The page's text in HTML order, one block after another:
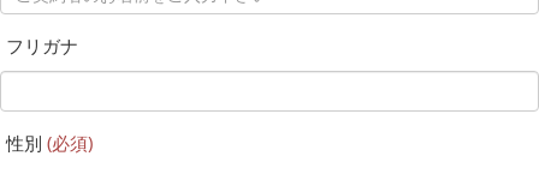
フリガナ
性別 (必須)